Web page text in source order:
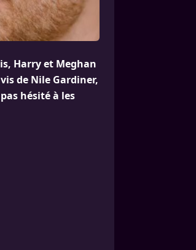
Harry et Meghan
de Nile Gardiner,
hésité à les